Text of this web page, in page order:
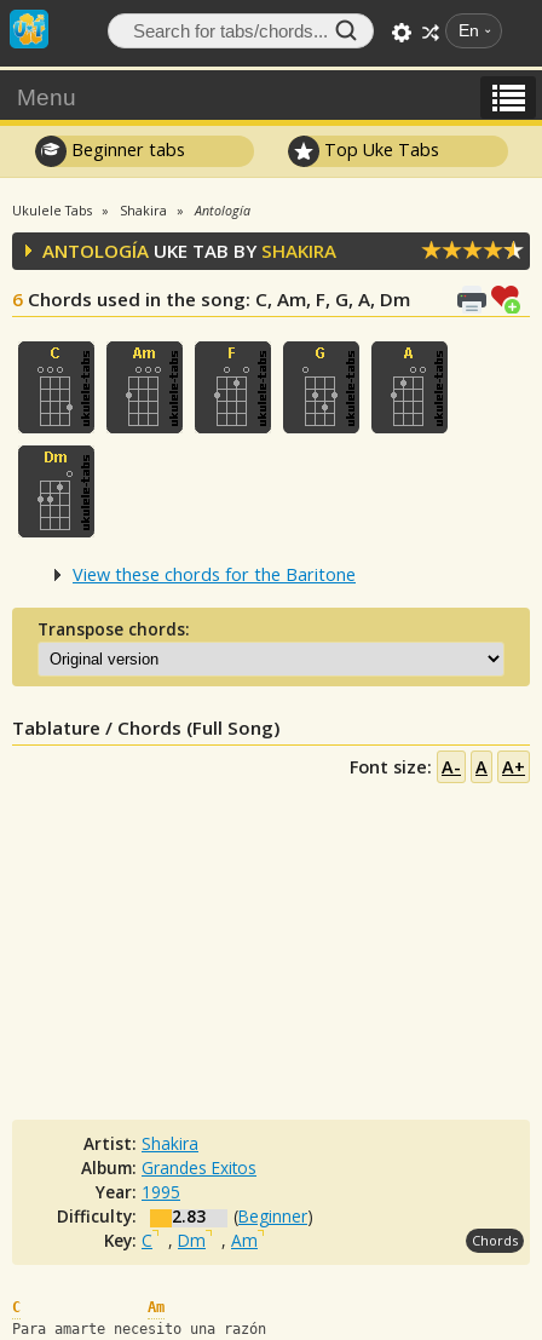
En
Menu
Beginner tabs Top Uke Tabs
Ukulele Tabs Shakira Antología
ANTOLOGÍA UKE TAB BY SHAKIRA
6 Chords used in the song: C, Am, F, G, A, Dm
View these chords for the Baritone
Transpose chords:
Tablature / Chords (Full Song)
Font size: A- A A+
Artist: Shakira
Album: Grandes Exitos
Year: 1995
Difficulty:
2.83 (Beginner)
Key: C , Dm , Am Chords
C
Am
Para amarte necesito una razón